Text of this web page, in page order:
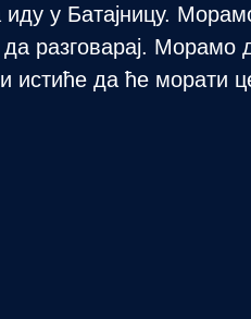
у Батајницу.
разговарај.
истиће да ће морати